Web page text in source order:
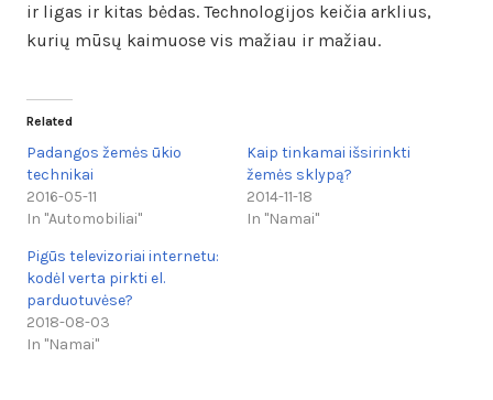
ir ligas ir kitas bėdas. Technologijos keičia arklius,
kurių mūsų kaimuose vis mažiau ir mažiau.
Related
Padangos žemės ūkio
technikai
2016-05-11
In "Automobiliai"
Kaip tinkamai išsirinkti
žemės sklypą?
2014-11-18
In "Namai"
Pigūs televizoriai internetu:
kodėl verta pirkti el.
parduotuvėse?
2018-08-03
In "Namai"